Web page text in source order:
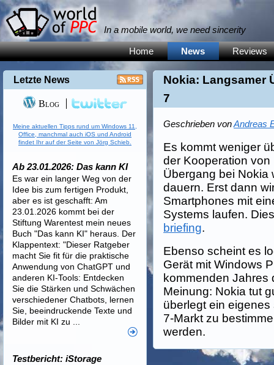
In a mobile world, we need sincerity
Home News Reviews
Nokia: Langsamer
7
Geschrieben vonAndreas
Es kommt weniger
der Kooperation
Übergang bei Nokia
dauern. Erst dann
Smartphones mit
Systems laufen.
briefing.
Ebenso scheint es
Gerät mit Windows
kommenden Jahres
Meinung: Nokia tut
überlegt ein
7-Markt zu
werden.
Letzte News
Blog
Meine aktuellen Tipps rund um Windows 11,
Office, manchmal auch iOS und Android
findet Ihr auf der Seite von Jörg Schieb.
Ab 23.01.2026: Das kann KI
Es war ein langer Weg von der
Idee bis zum fertigen Produkt,
aber es ist geschafft: Am
23.01.2026 kommt bei der
Stiftung Warentest mein neues
Buch "Das kann KI" heraus. Der
Klappentext: "Dieser Ratgeber
macht Sie fit für die praktische
Anwendung von ChatGPT und
anderen KI-Tools: Entdecken
Sie die Stärken und Schwächen
verschiedener Chatbots, lernen
Sie, beeindruckende Texte und
Bilder mit KI zu ...
Testbericht: iStorage